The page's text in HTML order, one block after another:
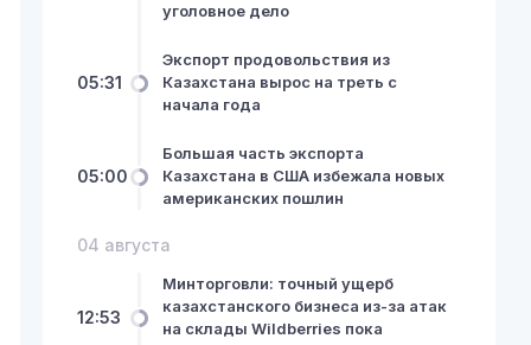
уголовное дело
05:31
Экспорт продовольствия из
Казахстана вырос на треть с
начала года
05:00
Большая часть экспорта
Казахстана в США избежала новых
американских пошлин
04 августа
12:53
Минторговли: точный ущерб
казахстанского бизнеса из-за атак
на склады Wildberries пока